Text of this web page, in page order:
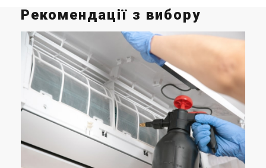
Рекомендації з вибору